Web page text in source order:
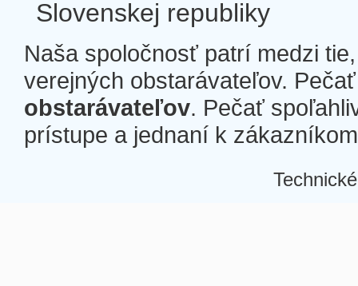
Slovenskej republiky
Naša spoločnosť patrí medzi
verejných obstarávateľov.
obstarávateľov. Pečať
prístupe a jednaní k